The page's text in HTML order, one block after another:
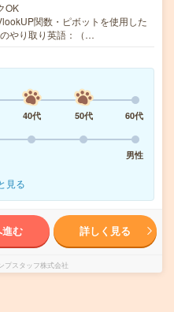
OK
関数・ピボットを使用した
やり取り英語：（…
40代 50代
60代
男性
見る
む 詳しく見る
プスタッフ株式会社